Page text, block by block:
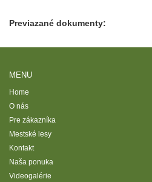
Previazané dokumenty:
MENU
Home
O nás
Pre zákazníka
Mestské lesy
Kontakt
Naša ponuka
Videogalérie